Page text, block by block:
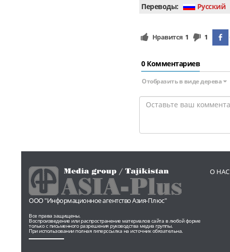
Переводы: Руcский
Нравится 1 1
0 Комментариев
Отобразить в виде дерева
О НАС
ООО "Информационное агентство Азия-Плюс"
Все права защищены.
Воспроизведение или распространение материалов сайта в любой форме
только с письменного разрешения руководства медиа группы.
При использовании полная гиперссылка на источник обязательна.